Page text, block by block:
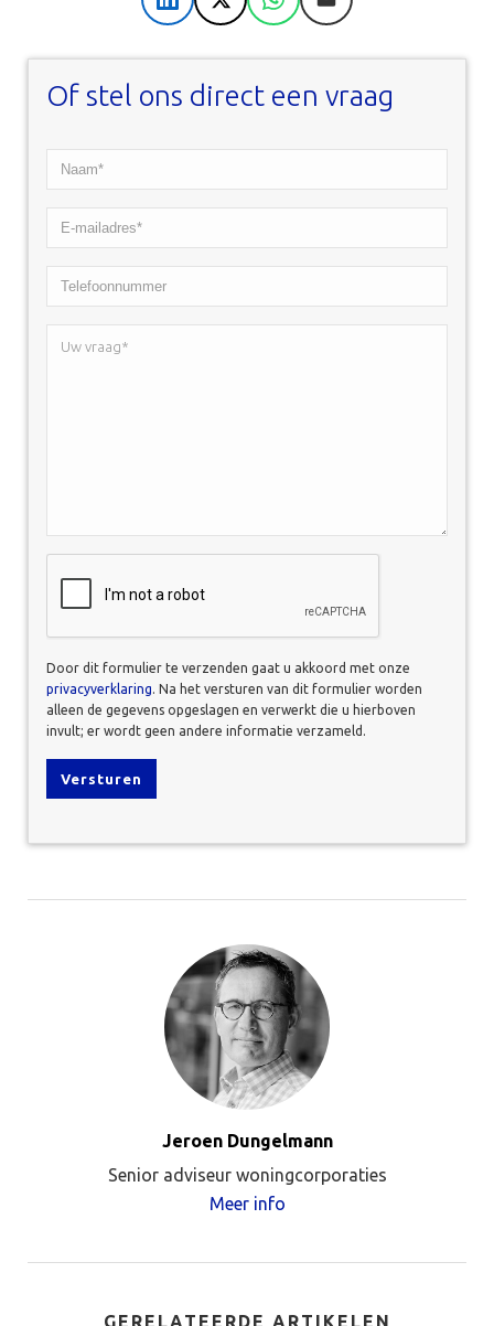
LinkedIn
X WhatsApp
E-mail
Of stel ons direct een vraag
Naam*
*
E-
mailadres*
Telefoonnummer
Uw
Door dit formulier te verzenden gaat u akkoord met onze
privacyverklaring. Na het versturen van dit formulier worden
alleen de gegevens opgeslagen en verwerkt die u hierboven
invult; er wordt geen andere informatie verzameld.
Jeroen Dungelmann
Senior adviseur woningcorporaties
Meer info
GERELATEERDE ARTIKELEN